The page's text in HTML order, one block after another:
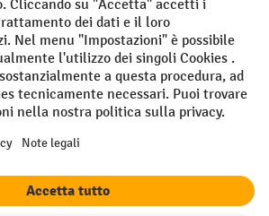
shipping costsand possible delivery charges,
a esaurimento scorte. Lo sconto non si applica
Lo sconto viene concesso una sola volta al
riscosso online a partire da un valore netto
L'importo dello sconto varia a seconda della